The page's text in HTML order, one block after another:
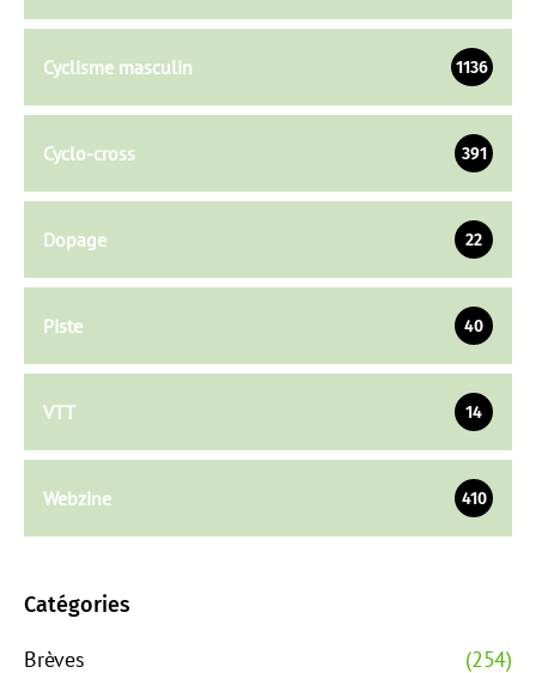
Cyclisme masculin 1136
Cyclo-cross 391
Dopage 22
Piste 40
VTT 14
Webzine 410
Catégories
Brèves
(254)